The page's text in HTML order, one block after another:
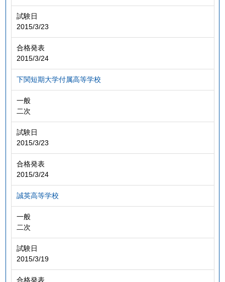
試験日
2015/3/23
合格発表
2015/3/24
下関短期大学付属高等学校
一般
二次
試験日
2015/3/23
合格発表
2015/3/24
誠英高等学校
一般
二次
試験日
2015/3/19
合格発表